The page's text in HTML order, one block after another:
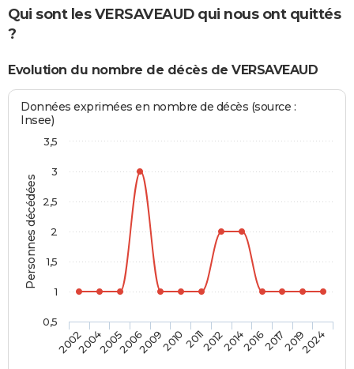
Qui sont les VERSAVEAUD qui nous ont quittés
?
Evolution du nombre de décès de VERSAVEAUD
Personnes décédées
Données exprimées en nombre de décès (source :
Insee)
2002200420052006200920102011201220142016201720192024
0,5
1
1,5
2
2,5
3
3,5